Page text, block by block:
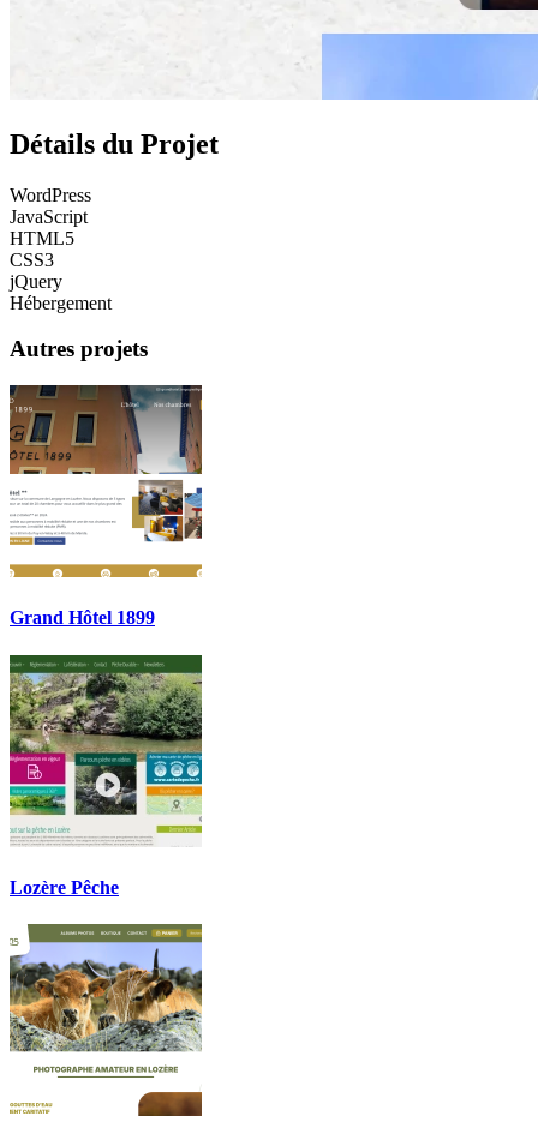
Détails du Projet
WordPress
JavaScript
HTML5
CSS3
jQuery
Hébergement
Autres projets
Grand Hôtel 1899
Lozère Pêche